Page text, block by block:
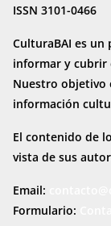
ISSN 3101-0466
CulturaBAI es
informar y cubrir
Nuestro objetivo
información
El contenido de
vista de sus
Email:
Formulario: